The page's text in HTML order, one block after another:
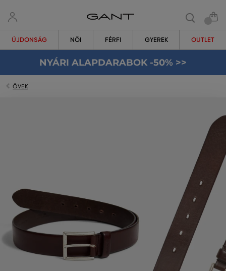
ÚJDONSÁG NŐI FÉRFI GYEREK OUTLET
NYÁRI ALAPDARABOK -50% >>
ÖVEK